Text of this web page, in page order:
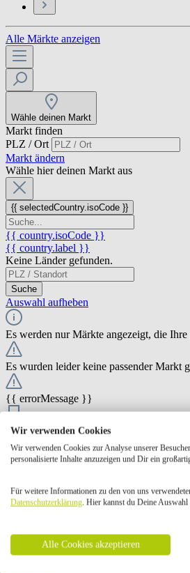
Alle Märkte anzeigen
Wähle deinen Markt
Markt finden
PLZ / Ort
Markt ändern
Wähle hier deinen Markt aus
{{ selectedCountry.isoCode }}
{{ country.isoCode }}
{{ country.label }}
Keine Länder gefunden.
Suche
Auswahl aufheben
Es werden nur Märkte angezeigt, die
Es wurden leider keine passender Markt
{{ errorMessage }}
{{
{{ store.label }}
{{ store.street }} {{ store.streetNumber
{{ store.zipCode }} {{ store.city }}
Öffnungszeiten:
Seite {{ pagination.page }} von {{
Wir verwenden Cookies
Wir verwenden Cookies zur Analyse unserer
personalisierte Inhalte anzuzeigen und Dir ein
Für weitere Informationen zu den von uns
Datenschutzerklärung. Hier kannst du Deine Auswahl
Alle Cookies akzeptieren